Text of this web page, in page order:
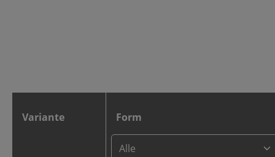
Variante Form